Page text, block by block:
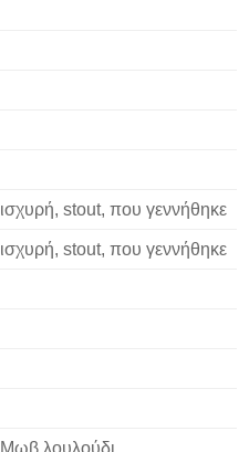
ισχυρή, stout, που γεννήθηκε
ισχυρή, stout, που γεννήθηκε
Μωβ λουλούδι